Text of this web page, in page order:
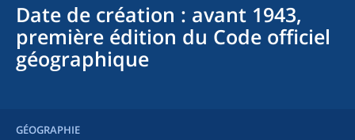
Date de création : avant 1943,
première édition du Code officiel
géographique
GÉOGRAPHIE